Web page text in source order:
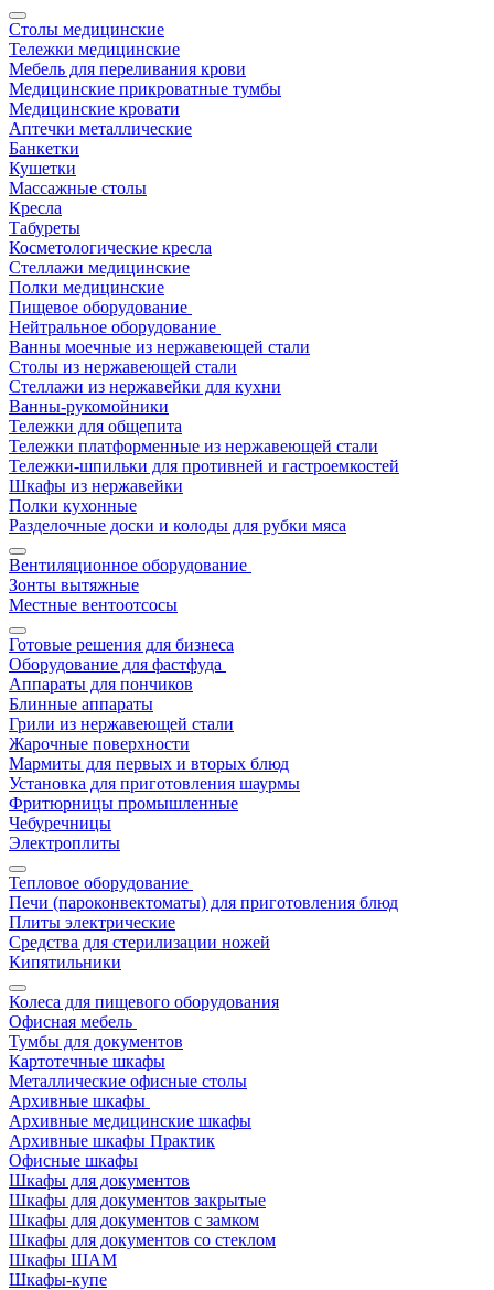
Столы медицинские
Тележки медицинские
Мебель для переливания крови
Медицинские прикроватные тумбы
Медицинские кровати
Аптечки металлические
Банкетки
Кушетки
Массажные столы
Кресла
Табуреты
Косметологические кресла
Стеллажи медицинские
Полки медицинские
Пищевое оборудование
Нейтральное оборудование
Ванны моечные из нержавеющей стали
Столы из нержавеющей стали
Стеллажи из нержавейки для кухни
Ванны-рукомойники
Тележки для общепита
Тележки платформенные из нержавеющей стали
Тележки-шпильки для противней и гастроемкостей
Шкафы из нержавейки
Полки кухонные
Разделочные доски и колоды для рубки мяса
Вентиляционное оборудование
Зонты вытяжные
Местные вентоотсосы
Готовые решения для бизнеса
Оборудование для фастфуда
Аппараты для пончиков
Блинные аппараты
Грили из нержавеющей стали
Жарочные поверхности
Мармиты для первых и вторых блюд
Установка для приготовления шаурмы
Фритюрницы промышленные
Чебуречницы
Электроплиты
Тепловое оборудование
Печи (пароконвектоматы) для приготовления блюд
Плиты электрические
Средства для стерилизации ножей
Кипятильники
Колеса для пищевого оборудования
Офисная мебель
Тумбы для документов
Картотечные шкафы
Металлические офисные столы
Архивные шкафы
Архивные медицинские шкафы
Архивные шкафы Практик
Офисные шкафы
Шкафы для документов
Шкафы для документов закрытые
Шкафы для документов с замком
Шкафы для документов со стеклом
Шкафы ШАМ
Шкафы-купе